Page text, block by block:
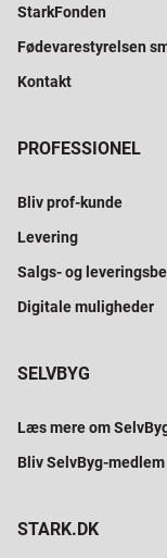
StarkFonden
Fødevarestyrelsen
Kontakt
PROFESSIONEL
Bliv prof-kunde
Levering
Salgs- og
Digitale muligheder
SELVBYG
Læs mere om
Bliv SelvByg-medlem
STARK.DK